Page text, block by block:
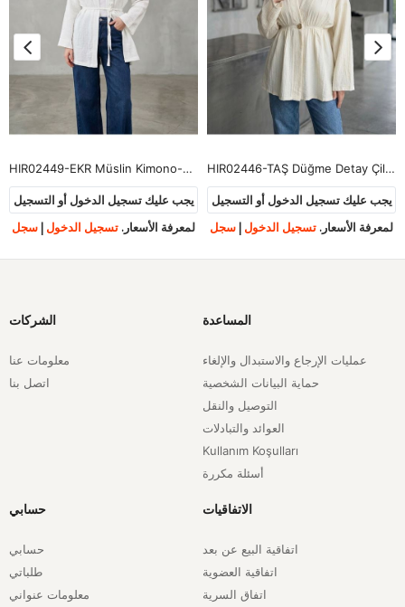
HIR02449-EKR Müslin Kimono-Ekru
يجب عليك تسجيل الدخول أو التسجيل
لمعرفة الأسعار. تسجيل الدخول | سجل
HIR02446-TAŞ Düğme Detay Çilek Hırka-Taş
يجب عليك تسجيل الدخول أو التسجيل
لمعرفة الأسعار. تسجيل الدخول | سجل
الشركات
معلومات عنا
اتصل بنا
المساعدة
عمليات الإرجاع والاستبدال والإلغاء
حماية البيانات الشخصية
التوصيل والنقل
العوائد والتبادلات
Kullanım Koşulları
أسئلة مكررة
حسابي
حسابي
طلباتي
معلومات عنواني
الاتفاقيات
اتفاقية البيع عن بعد
اتفاقية العضوية
اتفاق السرية